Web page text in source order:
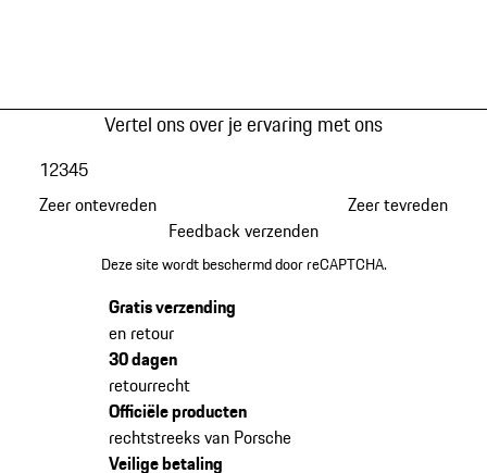
Vertel ons over je ervaring met ons
Zeer ontevreden
12345
Zeer tevreden
Feedback verzenden
Deze site wordt beschermd door reCAPTCHA.
Gratis verzending
en retour
30 dagen
retourrecht
Officiële producten
rechtstreeks van Porsche
Veilige betaling